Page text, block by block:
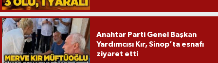
Anahtar Parti Genel Başkan
Yardımcısı Kır, Sinop’ta esnafı
ziyaret etti